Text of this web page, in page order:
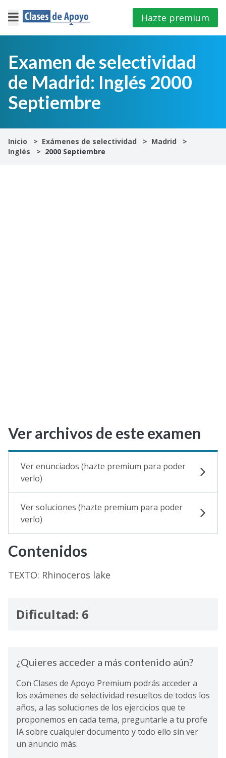
×
Iniciar
sesión
E.S.O
Hazte premium
Examen de selectividad
de Madrid: Inglés 2000
Septiembre
Inicio Exámenes de selectividad
Madrid
Inglés
2000 Septiembre
Ver archivos de este examen
Ver enunciados (hazte premium para poder
verlo)
Ver soluciones (hazte premium para poder
verlo)
Contenidos
TEXTO: Rhinoceros lake
Dificultad: 6
¿Quieres acceder a más contenido aún?
Con Clases de Apoyo Premium podrás acceder a
los exámenes de selectividad resueltos de todos los
años, a las soluciones de los ejercicios que te
proponemos en cada tema, preguntarle a tu profe
IA sobre cualquier documento y todo ello sin ver
un anuncio más.